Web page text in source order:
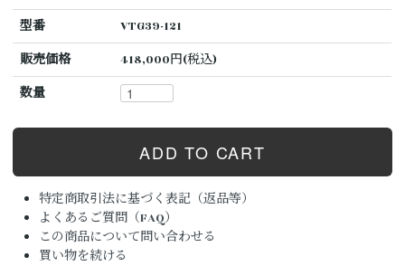
型番
VTG39-121
販売価格
418,000円(税込)
数量
特定商取引法に基づく表記（返品等）
よくあるご質問（FAQ）
この商品について問い合わせる
買い物を続ける